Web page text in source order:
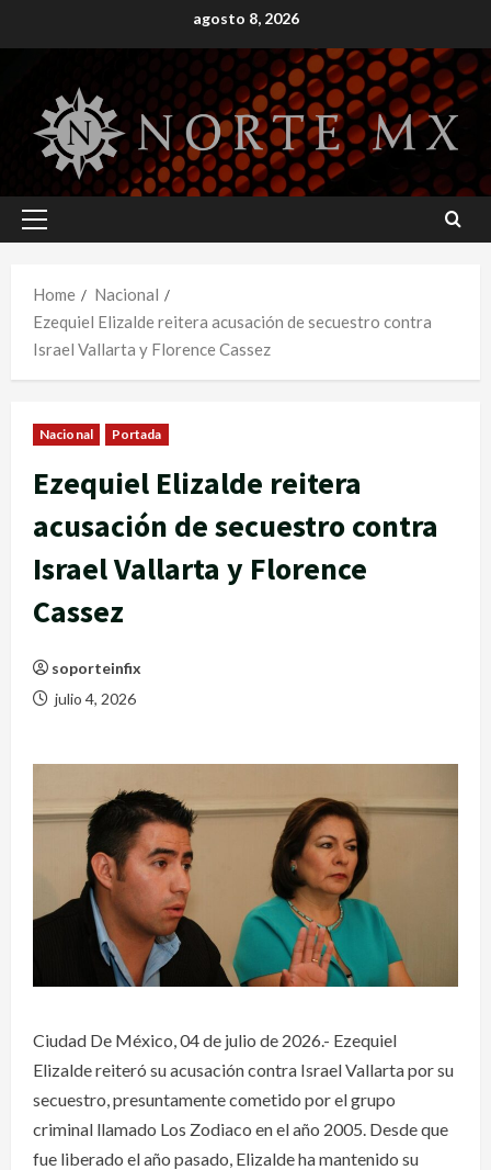
to
agosto 8, 2026
Primary
Home
Nacional
Ezequiel Elizalde reitera acusación de secuestro contra
Israel Vallarta y Florence Cassez
Nacional Portada
Ezequiel Elizalde reitera
acusación de secuestro contra
Israel Vallarta y Florence
Cassez
soporteinfix
julio 4, 2026
Ciudad De México, 04 de julio de 2026.- Ezequiel
Elizalde reiteró su acusación contra Israel Vallarta por su
secuestro, presuntamente cometido por el grupo
criminal llamado Los Zodiaco en el año 2005. Desde que
fue liberado el año pasado, Elizalde ha mantenido su